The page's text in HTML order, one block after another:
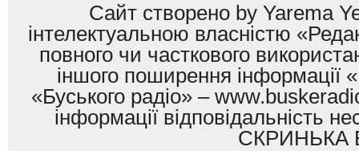
Сайт створено by Yarema
інтелектуальною власністю
повного чи часткового
іншого поширення інформації
«Буського радіо» –
інформації
СКРИНЬКА